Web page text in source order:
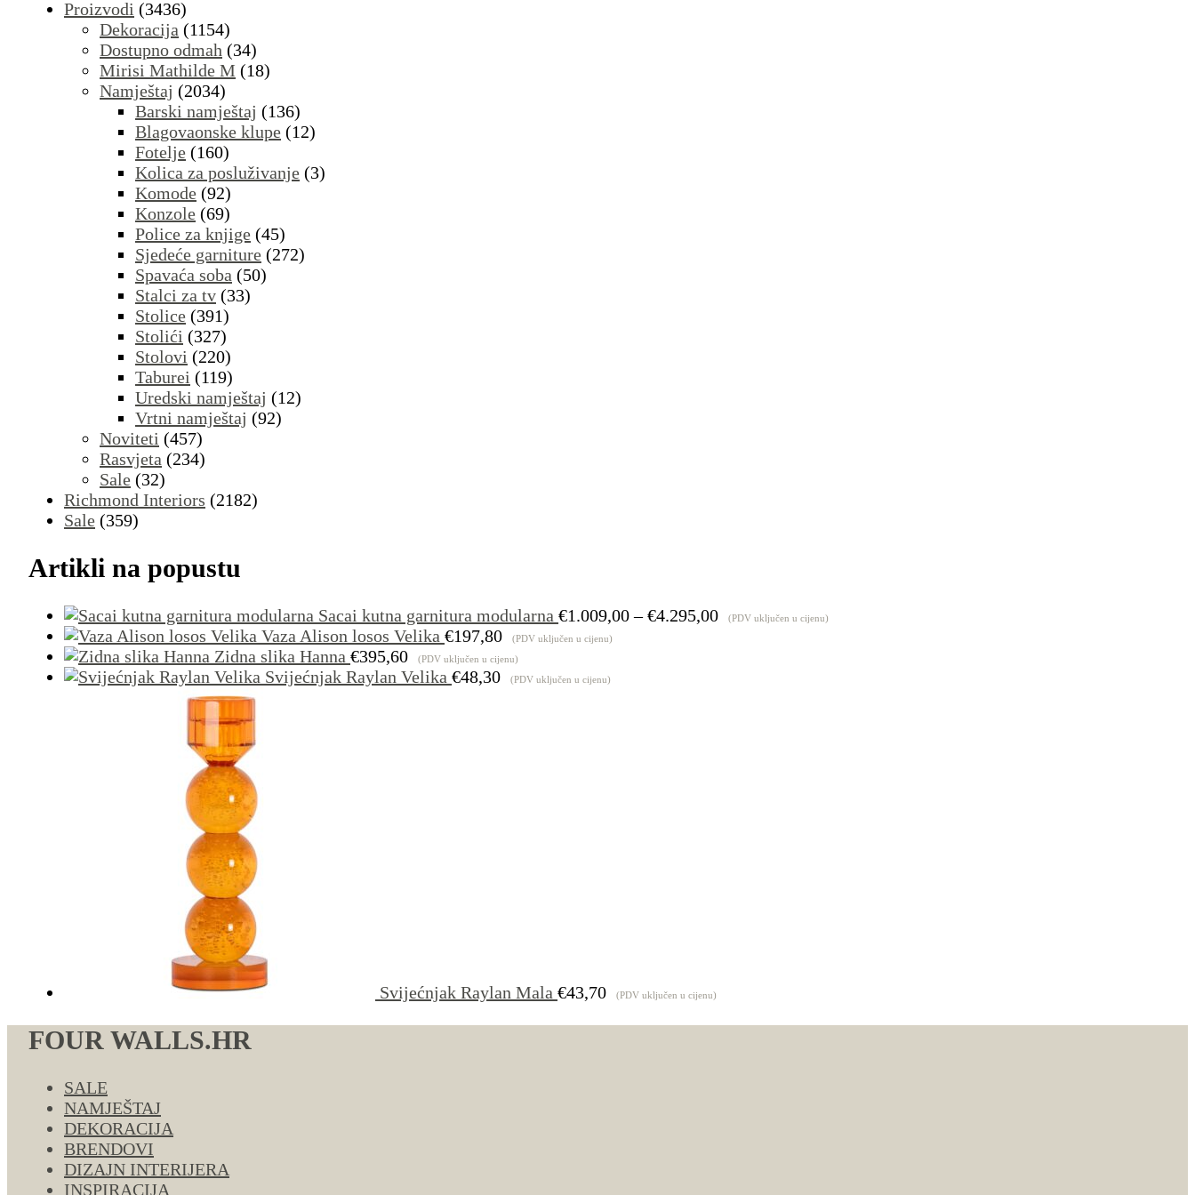
Proizvodi (3436)
Dekoracija (1154)
Dostupno odmah (34)
Mirisi Mathilde M (18)
Namještaj (2034)
Barski namještaj (136)
Blagovaonske klupe (12)
Fotelje (160)
Kolica za posluživanje (3)
Komode (92)
Konzole (69)
Police za knjige (45)
Sjedeće garniture (272)
Spavaća soba (50)
Stalci za tv (33)
Stolice (391)
Stolići (327)
Stolovi (220)
Taburei (119)
Uredski namještaj (12)
Vrtni namještaj (92)
Noviteti (457)
Rasvjeta (234)
Sale (32)
Richmond Interiors (2182)
Sale (359)
Artikli na popustu
Sacai kutna garnitura modularna €1.009,00 – €4.295,00Raspon
(PDV uključen u cijenu)
Vaza Alison losos Velika €197,80 (PDV uključen u cijenu)
Zidna slika Hanna €395,60 (PDV uključen u cijenu)
Svijećnjak Raylan Velika €48,30 (PDV uključen u cijenu)
Svijećnjak Raylan Mala €43,70 (PDV uključen u cijenu)
FOUR WALLS.HR
SALE
NAMJEŠTAJ
DEKORACIJA
BRENDOVI
DIZAJN INTERIJERA
INSPIRACIJA